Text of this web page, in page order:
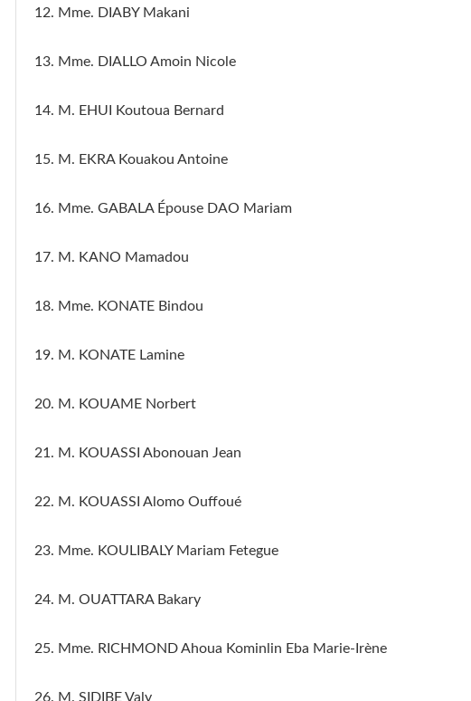
12. Mme. DIABY Makani
13. Mme. DIALLO Amoin Nicole
14. M. EHUI Koutoua Bernard
15. M. EKRA Kouakou Antoine
16. Mme. GABALA Épouse DAO Mariam
17. M. KANO Mamadou
18. Mme. KONATE Bindou
19. M. KONATE Lamine
20. M. KOUAME Norbert
21. M. KOUASSI Abonouan Jean
22. M. KOUASSI Alomo Ouffoué
23. Mme. KOULIBALY Mariam Fetegue
24. M. OUATTARA Bakary
25. Mme. RICHMOND Ahoua Kominlin Eba Marie-Irène
26. M. SIDIBE Valy